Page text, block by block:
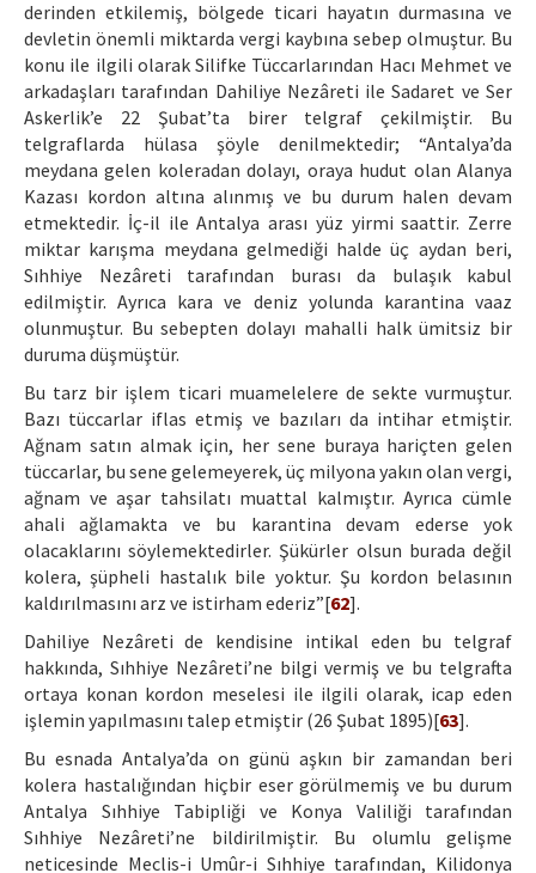
derinden etkilemiş, bölgede ticari hayatın durmasına ve
devletin önemli miktarda vergi kaybına sebep olmuştur. Bu
konu ile ilgili olarak Silifke Tüccarlarından Hacı Mehmet ve
arkadaşları tarafından Dahiliye Nezâreti ile Sadaret ve Ser
Askerlik’e 22 Şubat’ta birer telgraf çekilmiştir. Bu
telgraflarda hülasa şöyle denilmektedir; “Antalya’da
meydana gelen koleradan dolayı, oraya hudut olan Alanya
Kazası kordon altına alınmış ve bu durum halen devam
etmektedir. İç-il ile Antalya arası yüz yirmi saattir. Zerre
miktar karışma meydana gelmediği halde üç aydan beri,
Sıhhiye Nezâreti tarafından burası da bulaşık kabul
edilmiştir. Ayrıca kara ve deniz yolunda karantina vaaz
olunmuştur. Bu sebepten dolayı mahalli halk ümitsiz bir
duruma düşmüştür.
Bu tarz bir işlem ticari muamelelere de sekte vurmuştur.
Bazı tüccarlar iflas etmiş ve bazıları da intihar etmiştir.
Ağnam satın almak için, her sene buraya hariçten gelen
tüccarlar, bu sene gelemeyerek, üç milyona yakın olan vergi,
ağnam ve aşar tahsilatı muattal kalmıştır. Ayrıca cümle
ahali ağlamakta ve bu karantina devam ederse yok
olacaklarını söylemektedirler. Şükürler olsun burada değil
kolera, şüpheli hastalık bile yoktur. Şu kordon belasının
kaldırılmasını arz ve istirham ederiz”[62].
Dahiliye Nezâreti de kendisine intikal eden bu telgraf
hakkında, Sıhhiye Nezâreti’ne bilgi vermiş ve bu telgrafta
ortaya konan kordon meselesi ile ilgili olarak, icap eden
işlemin yapılmasını talep etmiştir (26 Şubat 1895)[63].
Bu esnada Antalya’da on günü aşkın bir zamandan beri
kolera hastalığından hiçbir eser görülmemiş ve bu durum
Antalya Sıhhiye Tabipliği ve Konya Valiliği tarafından
Sıhhiye Nezâreti’ne bildirilmiştir. Bu olumlu gelişme
neticesinde Meclis-i Umûr-i Sıhhiye tarafından, Kilidonya